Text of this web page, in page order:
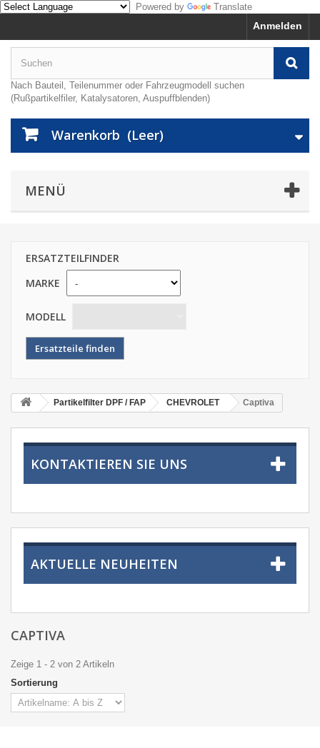
Powered by Translate
Anmelden
Nach Bauteil, Teilenummer oder Fahrzeugmodell suchen
(Rußpartikelfiler, Katalysatoren, Auspuffblenden)
Warenkorb (Leer)
MENÜ
ERSATZTEILFINDER
MARKE
MODELL
Partikelfilter DPF / FAP CHEVROLET Captiva
KONTAKTIEREN SIE UNS
AKTUELLE NEUHEITEN
CAPTIVA
Zeige 1 - 2 von 2 Artikeln
Sortierung